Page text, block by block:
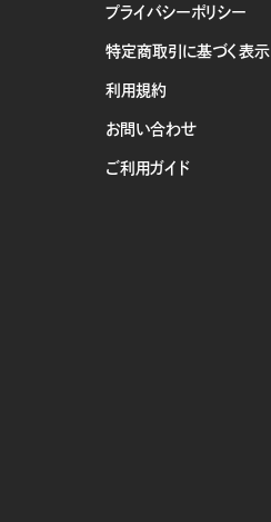
プライバシーポリシー
特定商取引に基づく表示
利用規約
お問い合わせ
ご利用ガイド